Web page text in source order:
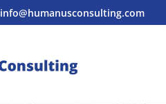
info@humanusconsulting.com